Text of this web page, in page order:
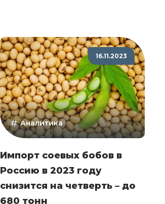
16.11.2023
Аналитика
Импорт соевых бобов в
Россию в 2023 году
снизится на четверть – до
680 тонн